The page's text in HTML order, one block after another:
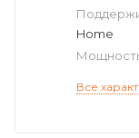
Home
Все